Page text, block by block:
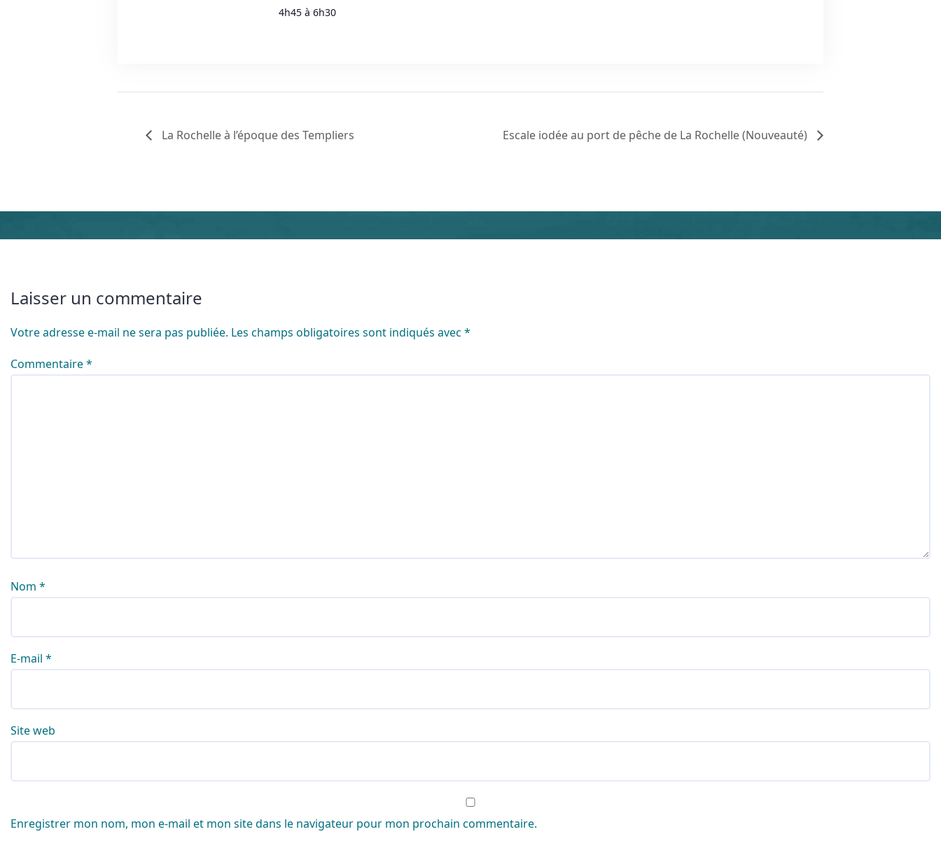
4h45 à 6h30
La Rochelle à l’époque des Templiers Escale iodée au port de pêche de La Rochelle (Nouveauté)
Laisser un commentaire
Votre adresse e-mail ne sera pas publiée. Les champs obligatoires sont indiqués avec *
Commentaire*
Nom *
E-mail *
Site web
Enregistrer mon nom, mon e-mail et mon site dans le navigateur pour mon prochain commentaire.